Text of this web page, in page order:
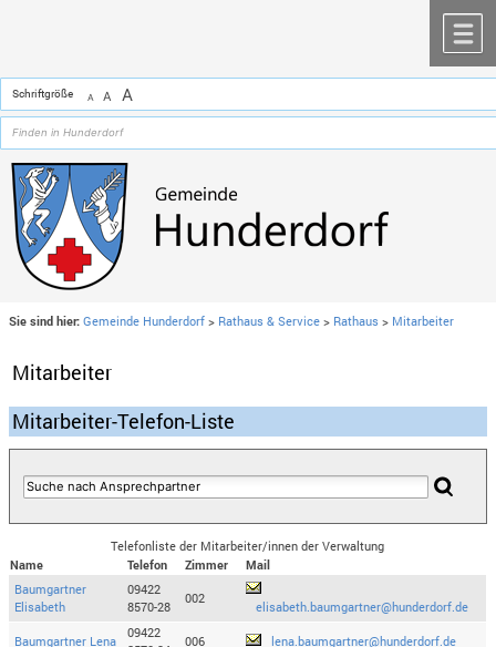
Schriftgröße A A A
Sie sind hier: Gemeinde Hunderdorf > Rathaus & Service > Rathaus > Mitarbeiter
Mitarbeiter
Mitarbeiter-Telefon-Liste
Telefonliste der Mitarbeiter/innen der Verwaltung
Name
Telefon Zimmer
Mail
Baumgartner
Elisabeth
09422
8570-28
002
elisabeth.baumgartner@hunderdorf.de
Baumgartner Lena
09422
006 lena.baumgartner@hunderdorf.de